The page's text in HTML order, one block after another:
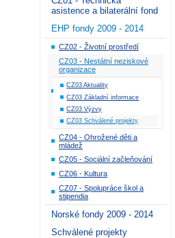
asistence a bilaterální fond
EHP fondy 2009 - 2014
CZ02 - Životní prostředí
CZ03 - Nestátní neziskové
organizace
CZ03 Aktuality
CZ03 Základní informace
CZ03 Výzvy
CZ03 Schválené projekty
CZ04 - Ohrožené děti a
mládež
CZ05 - Sociální začleňování
CZ06 - Kultura
CZ07 - Spolupráce škol a
stipendia
Norské fondy 2009 - 2014
Schválené projekty